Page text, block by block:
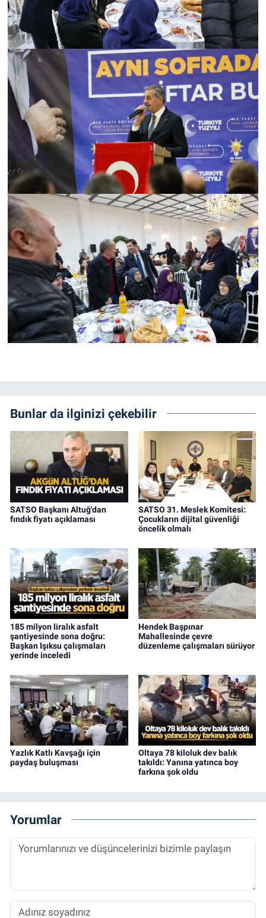
Bunlar da ilginizi çekebilir
SATSO Başkanı Altuğ'dan
fındık fiyatı açıklaması
SATSO 31. Meslek Komitesi:
Çocukların dijital güvenliği
öncelik olmalı
185 milyon liralık asfalt
şantiyesinde sona doğru:
Başkan Işıksu çalışmaları
yerinde inceledi
Hendek Başpınar
Mahallesinde çevre
düzenleme çalışmaları sürüyor
Yazlık Katlı Kavşağı için
paydaş buluşması
Oltaya 78 kiloluk dev balık
takıldı: Yanına yatınca boy
farkına şok oldu
Yorumlar